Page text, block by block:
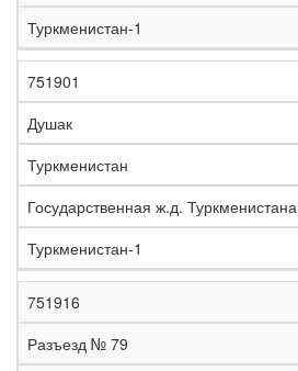
Туркменистан-1
751901
Душак
Туркменистан
Государственная ж.д. Туркменистана
Туркменистан-1
751916
Разъезд № 79